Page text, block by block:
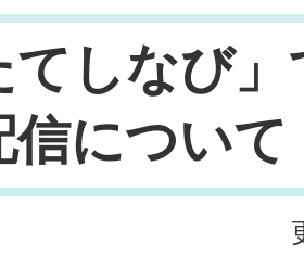
てしなび
信について